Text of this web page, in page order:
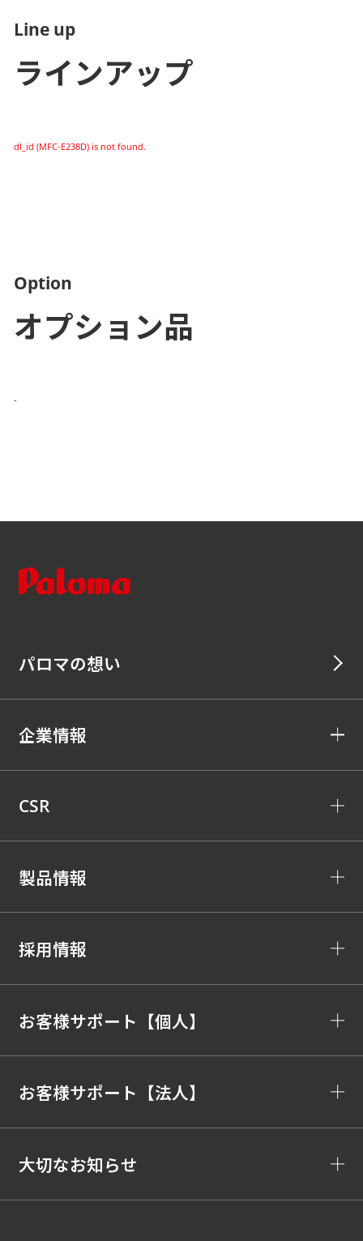
Line up
ラインアップ
dl_id (MFC-E238D) is not found.
Option
オプション品
-
パロマの想い
企業情報
CSR
製品情報
採用情報
お客様サポート【個人】
お客様サポート【法人】
大切なお知らせ